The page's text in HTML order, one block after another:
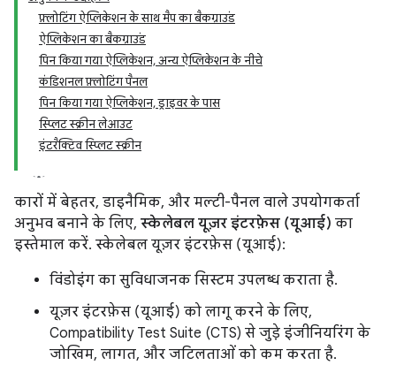
फ़्लोटिंग ऐप्लिकेशन के साथ मैप का बैकग्राउंड
ऐप्लिकेशन का बैकग्राउंड
पिन किया गया ऐप्लिकेशन, अन्य ऐप्लिकेशन के नीचे
कंडिशनल फ़्लोटिंग पैनल
पिन किया गया ऐप्लिकेशन, ड्राइवर के पास
स्प्लिट स्क्रीन लेआउट
इंटरैक्टिव स्प्लिट स्क्रीन
कारों में बेहतर, डाइनैमिक, और मल्टी-पैनल वाले उपयोगकर्ता
अनुभव बनाने के लिए, स्केलेबल यूज़र इंटरफ़ेस (यूआई) का
इस्तेमाल करें. स्केलेबल यूज़र इंटरफ़ेस (यूआई):
विंडोइंग का सुविधाजनक सिस्टम उपलब्ध कराता है.
यूज़र इंटरफ़ेस (यूआई) को लागू करने के लिए,
Compatibility Test Suite (CTS) से जुड़े इंजीनियरिंग के
जोखिम, लागत, और जटिलताओं को कम करता है.